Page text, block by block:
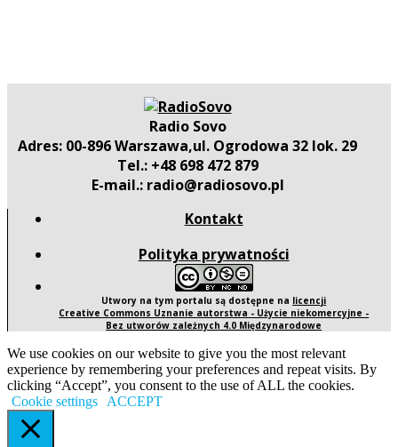
Radio Sovo
Adres: 00-896 Warszawa,ul. Ogrodowa 32 lok. 29
Tel.: +48 698 472 879
E-mail.: radio@radiosovo.pl
Kontakt
Polityka prywatności
Utwory na tym portalu są dostępne na licencji
Creative Commons Uznanie autorstwa - Użycie niekomercyjne -
Bez utworów zależnych 4.0 Międzynarodowe
We use cookies on our website to give you the most relevant
experience by remembering your preferences and repeat visits. By
clicking “Accept”, you consent to the use of ALL the cookies.
Cookie settings
ACCEPT